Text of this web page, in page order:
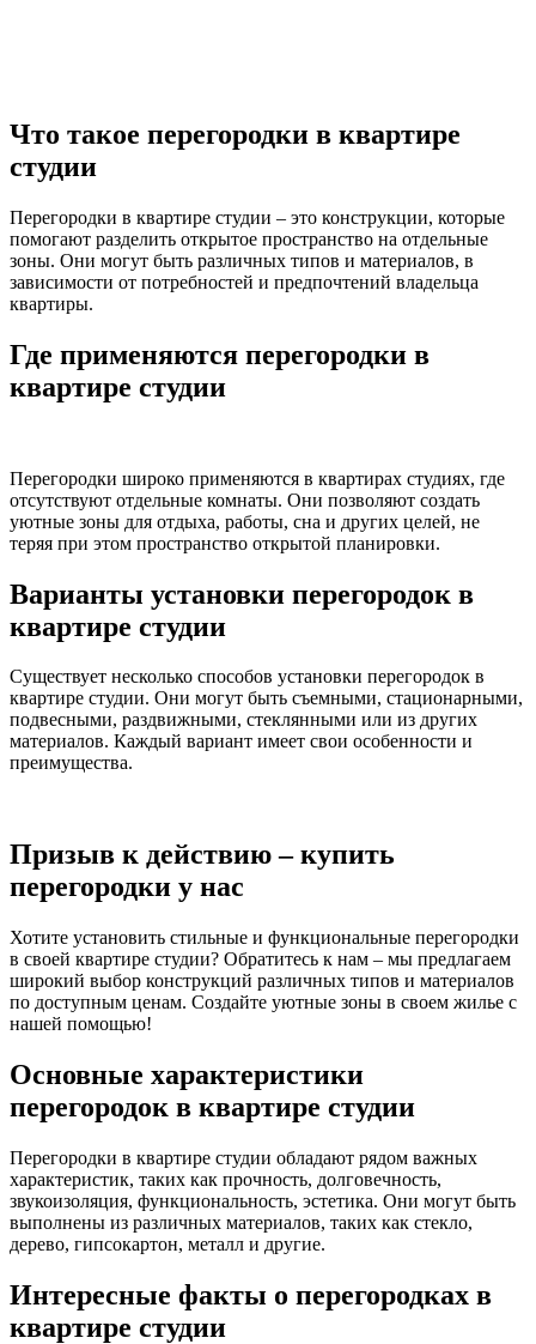
Что такое перегородки в квартире
студии
Перегородки в квартире студии – это конструкции, которые
помогают разделить открытое пространство на отдельные
зоны. Они могут быть различных типов и материалов, в
зависимости от потребностей и предпочтений владельца
квартиры.
Где применяются перегородки в
квартире студии
Перегородки широко применяются в квартирах студиях, где
отсутствуют отдельные комнаты. Они позволяют создать
уютные зоны для отдыха, работы, сна и других целей, не
теряя при этом пространство открытой планировки.
Варианты установки перегородок в
квартире студии
Существует несколько способов установки перегородок в
квартире студии. Они могут быть съемными, стационарными,
подвесными, раздвижными, стеклянными или из других
материалов. Каждый вариант имеет свои особенности и
преимущества.
Призыв к действию – купить
перегородки у нас
Хотите установить стильные и функциональные перегородки
в своей квартире студии? Обратитесь к нам – мы предлагаем
широкий выбор конструкций различных типов и материалов
по доступным ценам. Создайте уютные зоны в своем жилье с
нашей помощью!
Основные характеристики
перегородок в квартире студии
Перегородки в квартире студии обладают рядом важных
характеристик, таких как прочность, долговечность,
звукоизоляция, функциональность, эстетика. Они могут быть
выполнены из различных материалов, таких как стекло,
дерево, гипсокартон, металл и другие.
Интересные факты о перегородках в
квартире студии